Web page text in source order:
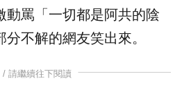
動罵「一切都是阿共的陰
不解的網友笑出來。
/ 請繼續往下閱讀